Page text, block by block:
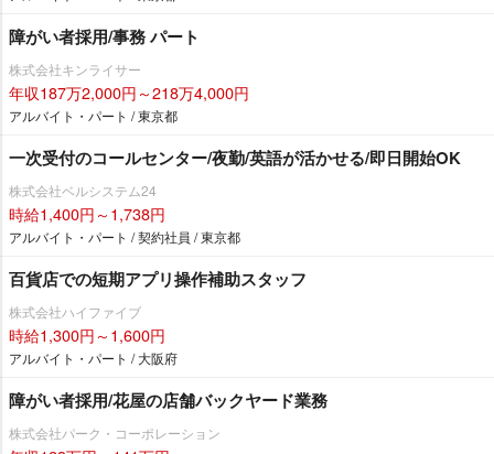
障がい者採用/事務 パート
株式会社キンライサー
年収187万2,000円～218万4,000円
アルバイト・パート / 東京都
一次受付のコールセンター/夜勤/英語が活かせる/即日開始OK
株式会社ベルシステム24
時給1,400円～1,738円
アルバイト・パート / 契約社員 / 東京都
百貨店での短期アプリ操作補助スタッフ
株式会社ハイファイブ
時給1,300円～1,600円
アルバイト・パート / 大阪府
障がい者採用/花屋の店舗バックヤード業務
株式会社パーク・コーポレーション